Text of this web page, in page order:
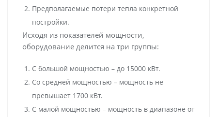
Предполагаемые потери тепла конкретной
постройки.
Исходя из показателей мощности,
оборудование делится на три группы:
С большой мощностью – до 15000 кВт.
Со средней мощностью – мощность не
превышает 1700 кВт.
С малой мощностью – мощность в диапазоне от